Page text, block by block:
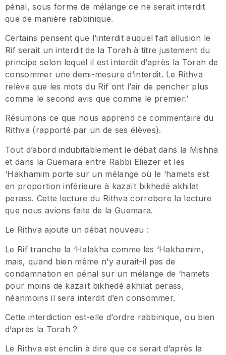
pénal, sous forme de mélange ce ne serait interdit
que de manière rabbinique.
Certains pensent que l’interdit auquel fait allusion le
Rif serait un interdit de la Torah à titre justement du
principe selon lequel il est interdit d’après la Torah de
consommer une demi-mesure d’interdit. Le Rithva
relève que les mots du Rif ont l’air de pencher plus
comme le second avis que comme le premier.’
Résumons ce que nous apprend ce commentaire du
Rithva (rapporté par un de ses élèves).
Tout d’abord indubitablement le débat dans la Mishna
et dans la Guemara entre Rabbi Eliezer et les
‘Hakhamim porte sur un mélange où le ‘hamets est
en proportion inférieure à kazaït bikhedé akhilat
perass. Cette lecture du Rithva corrobore la lecture
que nous avions faite de la Guemara.
Le Rithva ajoute un débat nouveau :
Le Rif tranche la ‘Halakha comme les ‘Hakhamim,
mais, quand bien même n’y aurait-il pas de
condamnation en pénal sur un mélange de ‘hamets
pour moins de kazaït bikhedé akhilat perass,
néanmoins il sera interdit d’en consommer.
Cette interdiction est-elle d’ordre rabbinique, ou bien
d’après la Torah ?
Le Rithva est enclin à dire que ce serait d’après la